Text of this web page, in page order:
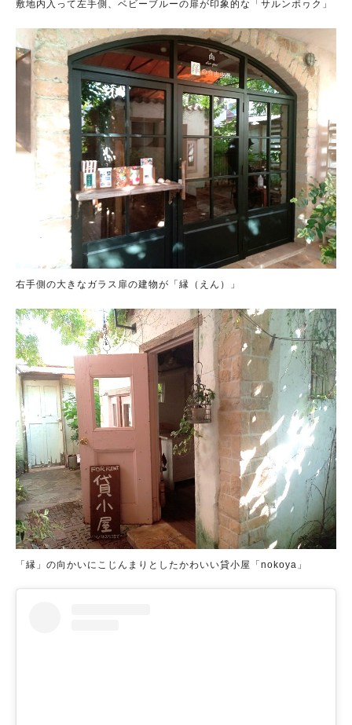
敷地内入って左手側、ベビーブルーの扉が印象的な「サルンポヮク」
右手側の大きなガラス扉の建物が「縁（えん）」
「縁」の向かいにこじんまりとしたかわいい貸小屋「nokoya」